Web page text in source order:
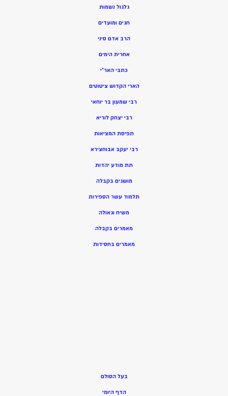
גלגול נשמות
חגים ומועדים
הרב אדם סיני
אחרית הימים
כתבי האר”י
הארי הקדוש ציטוטים
רבי שמעון בר יוחאי
רבי יצחק לוריא
תפיסת המציאות
רבי יעקב אבוחצירא
תת מודע יהדות
מושגים בקבלה
תלמוד עשר הספירות
משיח וגאולה
מאמרים בקבלה
מאמרים בחסידות
בעל הסולם
הדף היומי